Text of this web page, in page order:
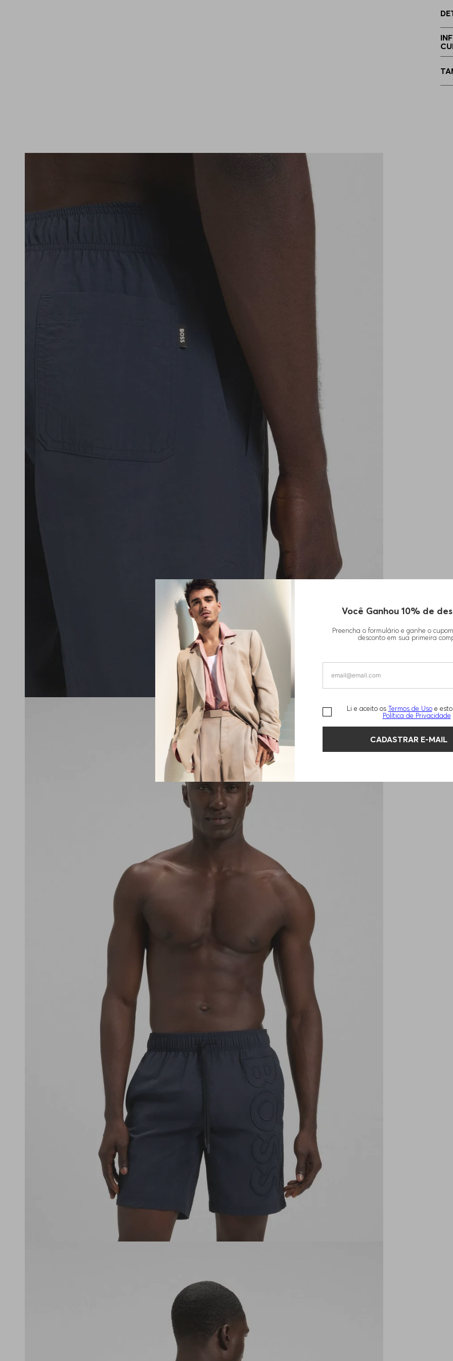
Você Ganhou 10% de
Preencha o formulário e ganhe o
desconto em sua primeira
Li e aceito os Termos de Uso e
Política de Privacidade
CADASTRAR E-MAIL